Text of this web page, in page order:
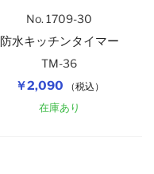
￥2,090 （税込）
No. 1709-30
防水キッチンタイマー
TM-36
在庫あり